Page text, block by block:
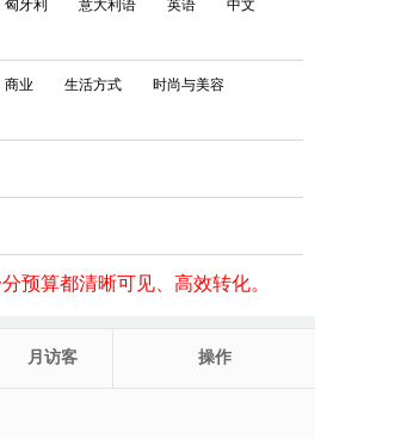
匈牙利 意大利语 英语
中文
商业 生活方式
时尚与美容
预算都清晰可见、高效转化。
月访客 操作